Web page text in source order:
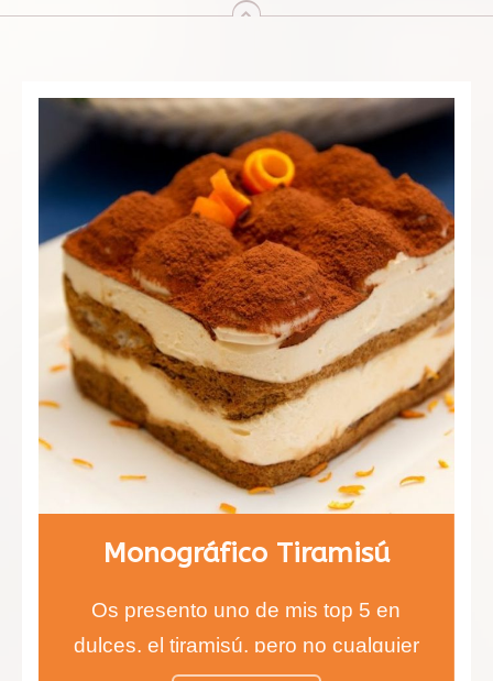
arriba
Monográfico Tiramisú
Os presento uno de mis top 5 en
dulces, el tiramisú, pero no cualquier